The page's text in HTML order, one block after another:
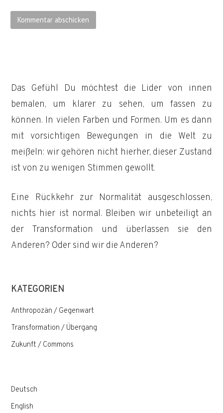
Das Gefühl Du möchtest die Lider von innen
bemalen, um klarer zu sehen, um fassen zu
können. In vielen Farben und Formen. Um es dann
mit vorsichtigen Bewegungen in die Welt zu
meißeln: wir gehören nicht hierher, dieser Zustand
ist von zu wenigen Stimmen gewollt.
Eine Rückkehr zur Normalität ausgeschlossen,
nichts hier ist normal. Bleiben wir unbeteiligt an
der Transformation und überlassen sie den
Anderen? Oder sind wir die Anderen?
KATEGORIEN
Anthropozän / Gegenwart
Transformation / Übergang
Zukunft / Commons
Deutsch
English